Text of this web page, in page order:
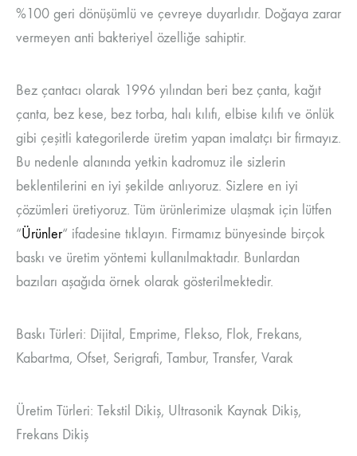
%100 geri dönüşümlü ve çevreye duyarlıdır. Doğaya zarar
vermeyen anti bakteriyel özelliğe sahiptir.
Bez çantacı olarak 1996 yılından beri bez çanta, kağıt
çanta, bez kese, bez torba, halı kılıfı, elbise kılıfı ve önlük
gibi çeşitli kategorilerde üretim yapan imalatçı bir firmayız.
Bu nedenle alanında yetkin kadromuz ile sizlerin
beklentilerini en iyi şekilde anlıyoruz. Sizlere en iyi
çözümleri üretiyoruz. Tüm ürünlerimize ulaşmak için lütfen
“Ürünler“ ifadesine tıklayın. Firmamız bünyesinde birçok
baskı ve üretim yöntemi kullanılmaktadır. Bunlardan
bazıları aşağıda örnek olarak gösterilmektedir.
Baskı Türleri: Dijital, Emprime, Flekso, Flok, Frekans,
Kabartma, Ofset, Serigrafi, Tambur, Transfer, Varak
Üretim Türleri: Tekstil Dikiş, Ultrasonik Kaynak Dikiş,
Frekans Dikiş